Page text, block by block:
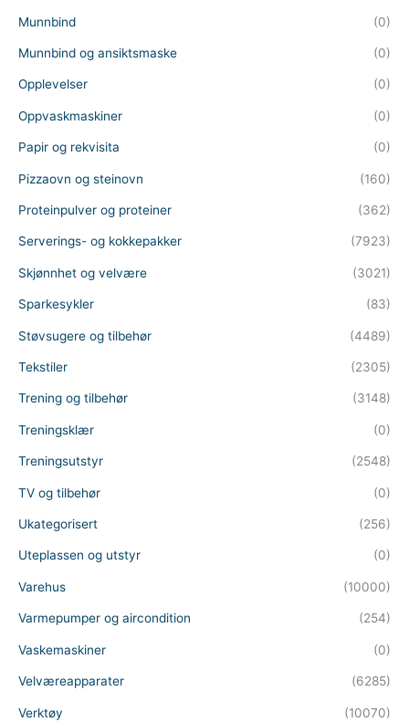
Munnbind (0)
Munnbind og ansiktsmaske (0)
Opplevelser (0)
Oppvaskmaskiner (0)
Papir og rekvisita (0)
Pizzaovn og steinovn (160)
Proteinpulver og proteiner (362)
Serverings- og kokkepakker (7923)
Skjønnhet og velvære (3021)
Sparkesykler (83)
Støvsugere og tilbehør (4489)
Tekstiler (2305)
Trening og tilbehør (3148)
Treningsklær (0)
Treningsutstyr (2548)
TV og tilbehør (0)
Ukategorisert (256)
Uteplassen og utstyr (0)
Varehus (10000)
Varmepumper og aircondition (254)
Vaskemaskiner (0)
Velværeapparater (6285)
Verktøy (10070)